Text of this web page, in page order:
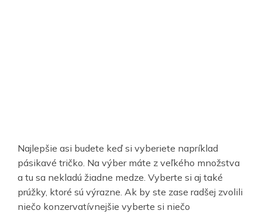
Najlepšie asi budete keď si vyberiete napríklad
pásikavé tričko. Na výber máte z veľkého množstva
a tu sa nekladú žiadne medze. Vyberte si aj také
prúžky, ktoré sú výrazne. Ak by ste zase radšej zvolili
niečo konzervatívnejšie vyberte si niečo